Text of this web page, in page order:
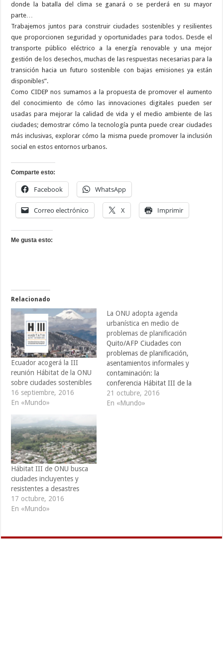
donde la batalla del clima se ganará o se perderá en su mayor
parte…
Trabajemos juntos para construir ciudades sostenibles y resilientes
que proporcionen seguridad y oportunidades para todos. Desde el
transporte público eléctrico a la energía renovable y una mejor
gestión de los desechos, muchas de las respuestas necesarias para la
transición hacia un futuro sostenible con bajas emisiones ya están
disponibles”.
Como CIDEP nos sumamos a la propuesta de promover el aumento
del conocimiento de cómo las innovaciones digitales pueden ser
usadas para mejorar la calidad de vida y el medio ambiente de las
ciudades; demostrar cómo la tecnología punta puede crear ciudades
más inclusivas, explorar cómo la misma puede promover la inclusión
social en estos entornos urbanos.
Comparte esto:
Facebook WhatsApp
Correo electrónico X Imprimir
Me gusta esto:
Relacionado
Ecuador acogerá la III
reunión Hábitat de la ONU
sobre ciudades sostenibles
16 septiembre, 2016
En «Mundo»
La ONU adopta agenda
urbanística en medio de
problemas de planificación
Quito/AFP Ciudades con
problemas de planificación,
asentamientos informales y
contaminación: la
conferencia Hábitat III de la
ONU culminó el jueves en
Quito tras la aprobación de
21 octubre, 2016
En «Mundo»
Hábitat III de ONU busca
ciudades incluyentes y
resistentes a desastres
17 octubre, 2016
En «Mundo»